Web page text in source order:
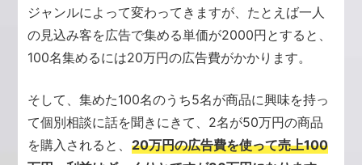
ジャンルによって変わってきますが、たとえば一人
の見込み客を広告で集める単価が2000円とすると、
100名集めるには20万円の広告費がかかります。
そして、集めた100名のうち5名が商品に興味を持っ
て個別相談に話を聞きにきて、2名が50万円の商品
を購入されると、 20万円の広告費を使って売上100